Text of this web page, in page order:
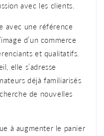
avec les clients.
avec une référence
d’un commerce
et qualitatifs.
elle s’adresse
déjà familiarisés
de nouvelles
à augmenter le panier